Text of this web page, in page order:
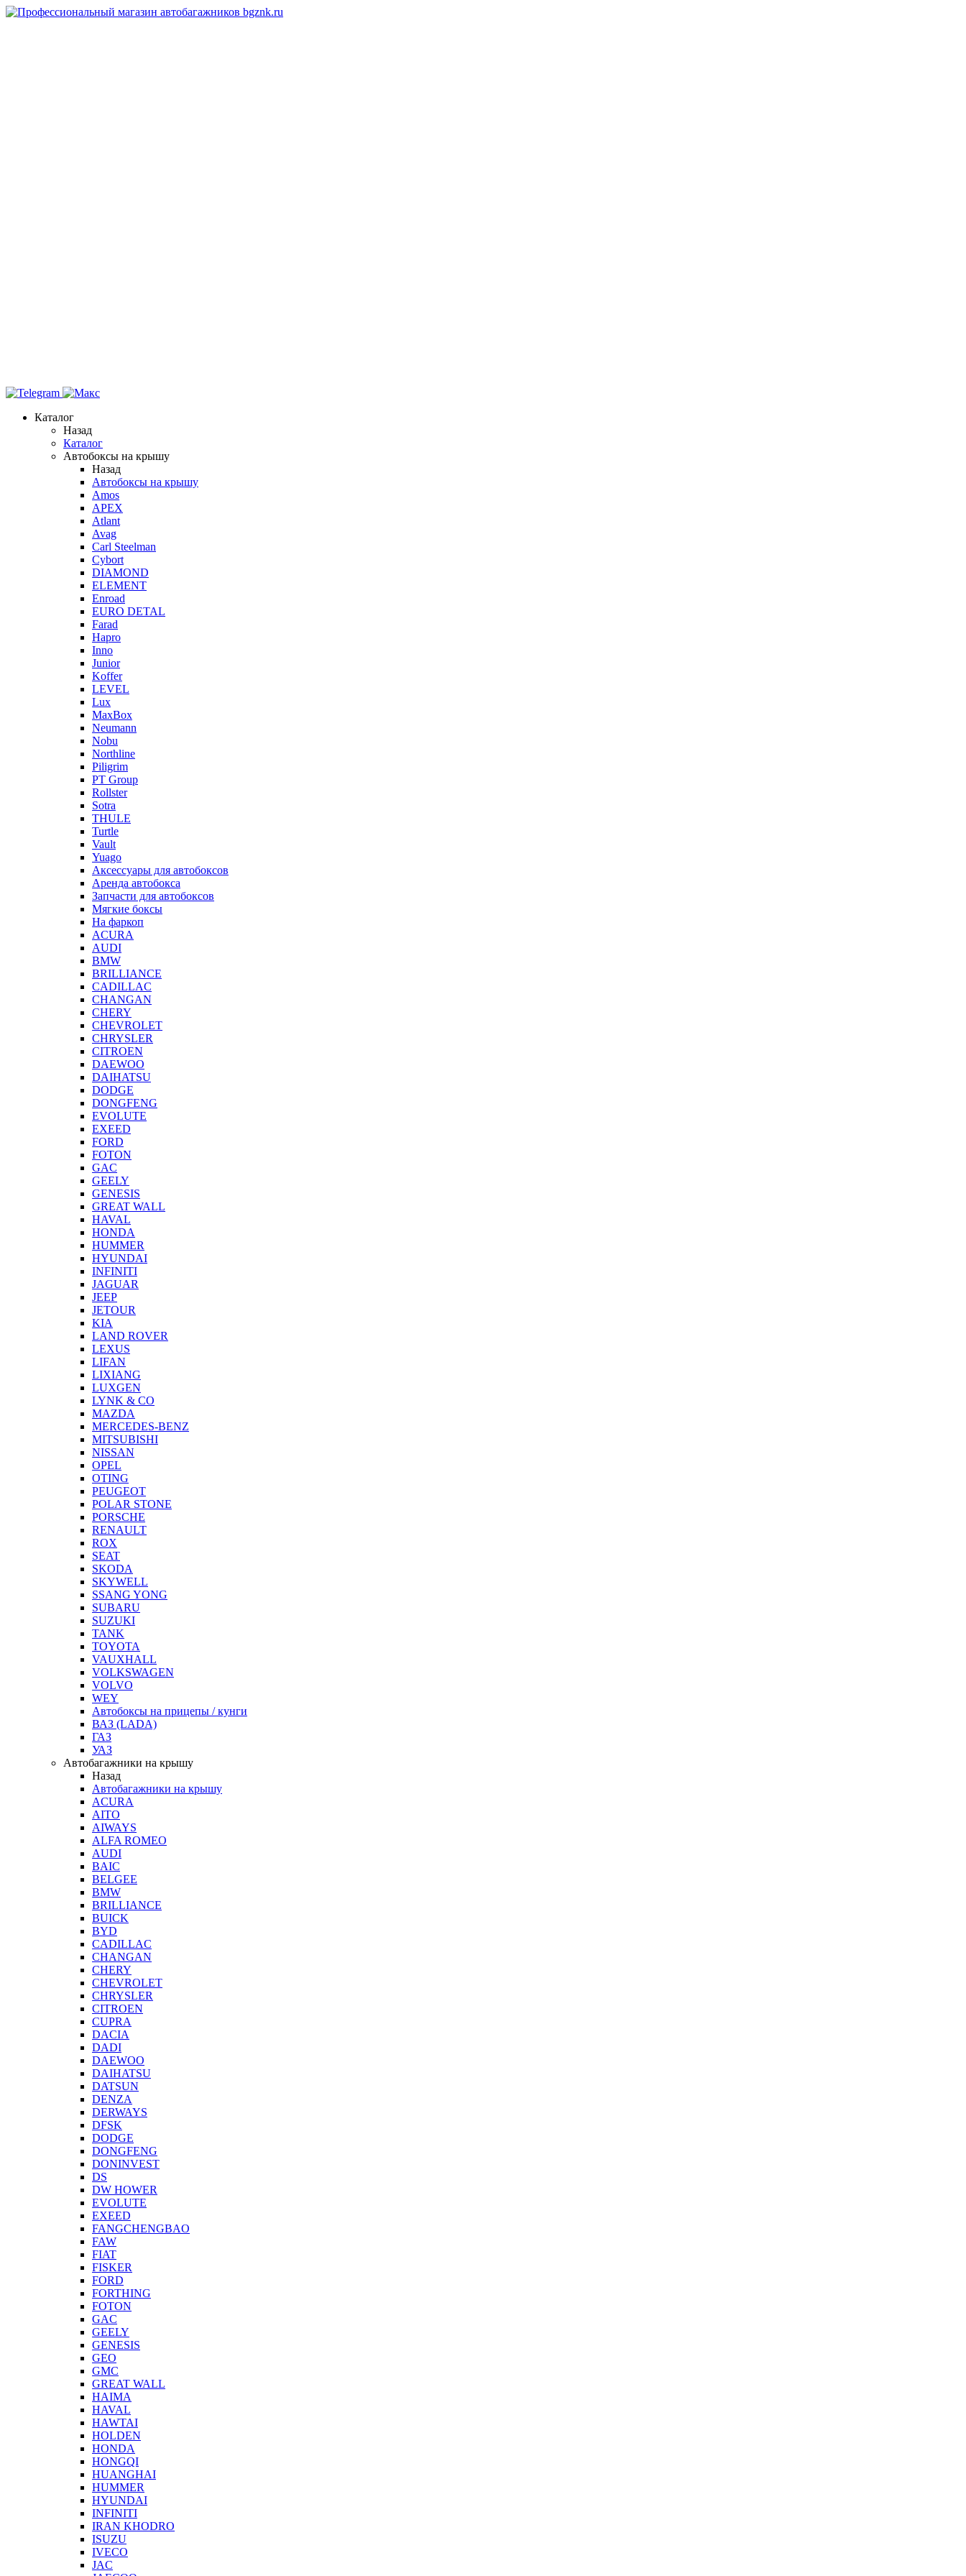
Каталог
Назад
Каталог
Автобоксы на крышу
Назад
Автобоксы на крышу
Amos
APEX
Atlant
Avag
Carl Steelman
Cybort
DIAMOND
ELEMENT
Enroad
EURO DETAL
Farad
Hapro
Inno
Junior
Koffer
LEVEL
Lux
MaxBox
Neumann
Nobu
Northline
Piligrim
PT Group
Rollster
Sotra
THULE
Turtle
Vault
Yuago
Аксессуары для автобоксов
Аренда автобокса
Запчасти для автобоксов
Мягкие боксы
На фаркоп
ACURA
AUDI
BMW
BRILLIANCE
CADILLAC
CHANGAN
CHERY
CHEVROLET
CHRYSLER
CITROEN
DAEWOO
DAIHATSU
DODGE
DONGFENG
EVOLUTE
EXEED
FORD
FOTON
GAC
GEELY
GENESIS
GREAT WALL
HAVAL
HONDA
HUMMER
HYUNDAI
INFINITI
JAGUAR
JEEP
JETOUR
KIA
LAND ROVER
LEXUS
LIFAN
LIXIANG
LUXGEN
LYNK & CO
MAZDA
MERCEDES-BENZ
MITSUBISHI
NISSAN
OPEL
OTING
PEUGEOT
POLAR STONE
PORSCHE
RENAULT
ROX
SEAT
SKODA
SKYWELL
SSANG YONG
SUBARU
SUZUKI
TANK
TOYOTA
VAUXHALL
VOLKSWAGEN
VOLVO
WEY
Автобоксы на прицепы / кунги
ВАЗ (LADA)
ГАЗ
УАЗ
Автобагажники на крышу
Назад
Автобагажники на крышу
ACURA
AITO
AIWAYS
ALFA ROMEO
AUDI
BAIC
BELGEE
BMW
BRILLIANCE
BUICK
BYD
CADILLAC
CHANGAN
CHERY
CHEVROLET
CHRYSLER
CITROEN
CUPRA
DACIA
DADI
DAEWOO
DAIHATSU
DATSUN
DENZA
DERWAYS
DFSK
DODGE
DONGFENG
DONINVEST
DS
DW HOWER
EVOLUTE
EXEED
FANGCHENGBAO
FAW
FIAT
FISKER
FORD
FORTHING
FOTON
GAC
GEELY
GENESIS
GEO
GMC
GREAT WALL
HAIMA
HAVAL
HAWTAI
HOLDEN
HONDA
HONGQI
HUANGHAI
HUMMER
HYUNDAI
INFINITI
IRAN KHODRO
ISUZU
IVECO
JAC